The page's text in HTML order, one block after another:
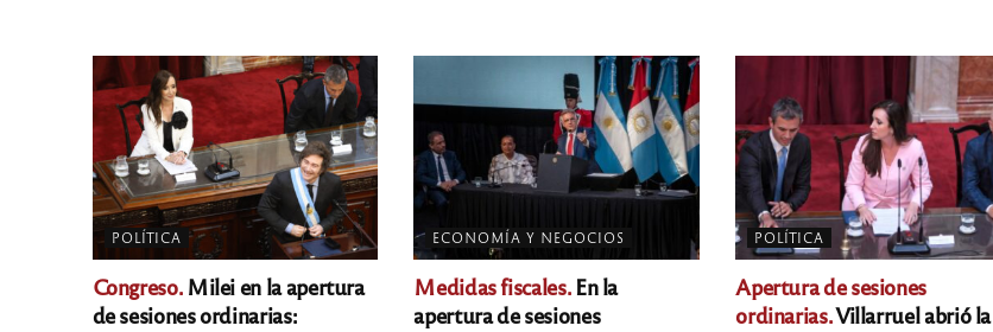
POLÍTICA
Congreso.Milei en la apertura
de sesiones ordinarias:
ECONOMÍA Y NEGOCIOS
Medidas fiscales.En la
apertura de sesiones
POLÍTICA
Apertura de sesiones
ordinarias.Villarruel abrió la